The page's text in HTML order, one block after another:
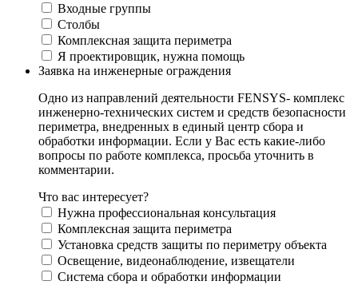
Входные группы
Столбы
Комплексная защита периметра
Я проектировщик, нужна помощь
Заявка на инженерные ограждения
Одно из направлений деятельности FENSYS- комплекс
инженерно-технических систем и средств безопасности
периметра, внедренных в единый центр сбора и
обработки информации. Если у Вас есть какие-либо
вопросы по работе комплекса, просьба уточнить в
комментарии.
Что вас интересует?
Нужна профессиональная консультация
Комплексная защита периметра
Установка средств защиты по периметру объекта
Освещение, видеонаблюдение, извещатели
Система сбора и обработки информации